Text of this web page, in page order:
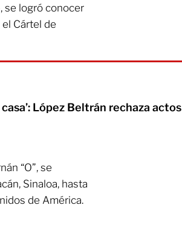
se logró conocer
Cártel de
López Beltrán rechaza actos
“O”, se
Sinaloa, hasta
de América.